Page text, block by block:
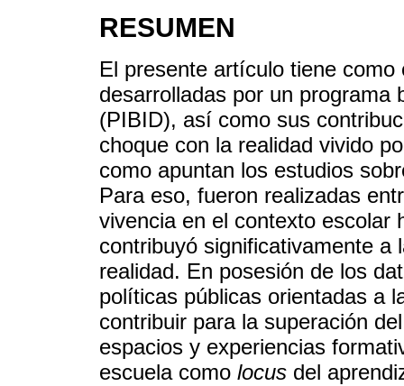
RESUMEN
El presente artículo tiene
desarrolladas por un programa
(PIBID), así como sus
choque con la realidad vivido
como apuntan los estudios
Para eso, fueron realizadas
vivencia en el contexto escolar
contribuyó significativamente a
realidad. En posesión de los
políticas públicas orientadas a
contribuir para la superación
espacios y experiencias
escuela como locus del